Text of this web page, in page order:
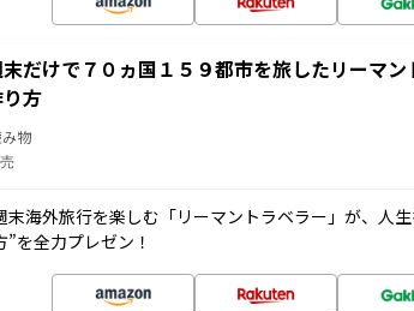
だけで７０ヵ国１５９都市を旅したリーマン
方
物
末海外旅行を楽しむ「リーマントラベラー」が、人
を全力プレゼン！